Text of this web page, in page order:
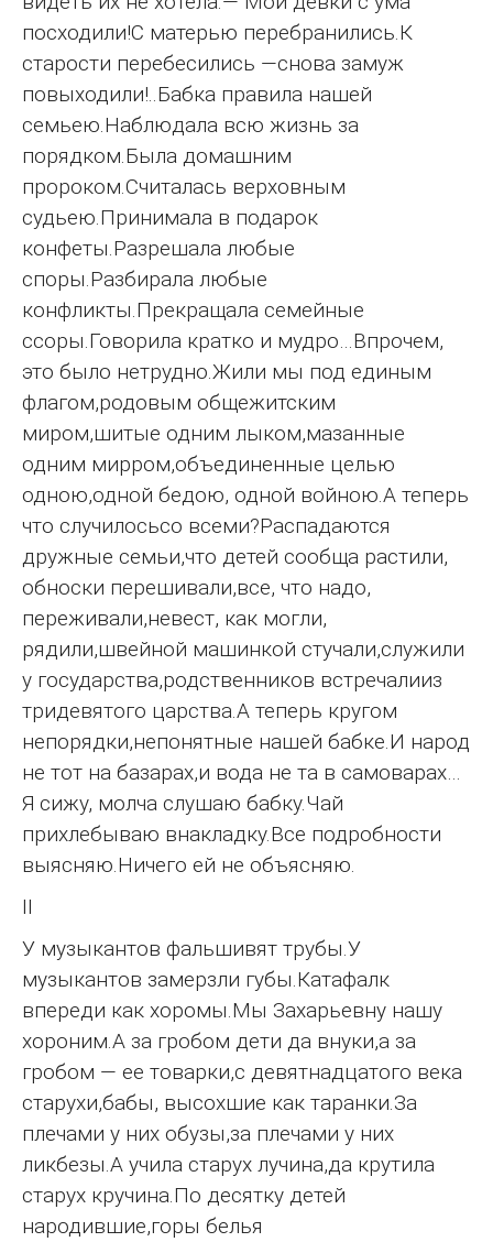
посходили!С матерью перебранились.К
старости перебесились —снова замуж
повыходили!..Бабка правила нашей
семьею.Наблюдала всю жизнь за
порядком.Была домашним
пророком.Считалась верховным
судьею.Принимала в подарок
конфеты.Разрешала любые
споры.Разбирала любые
конфликты.Прекращала семейные
ссоры.Говорила кратко и мудро…Впрочем,
это было нетрудно.Жили мы под единым
флагом,родовым общежитским
миром,шитые одним лыком,мазанные
одним мирром,объединенные целью
одною,одной бедою, одной войною.А теперь
что случилосьсо всеми?Распадаются
дружные семьи,что детей сообща растили,
обноски перешивали,все, что надо,
переживали,невест, как могли,
рядили,швейной машинкой стучали,служили
у государства,родственников встречалииз
тридевятого царства.А теперь кругом
непорядки,непонятные нашей бабке.И народ
не тот на базарах,и вода не та в самоварах…
Я сижу, молча слушаю бабку.Чай
прихлебываю внакладку.Все подробности
выясняю.Ничего ей не объясняю.
II
У музыкантов фальшивят трубы.У
музыкантов замерзли губы.Катафалк
впереди как хоромы.Мы Захарьевну нашу
хороним.А за гробом дети да внуки,а за
гробом — ее товарки,с девятнадцатого века
старухи,бабы, высохшие как таранки.За
плечами у них обузы,за плечами у них
ликбезы.А учила старух лучина,да крутила
старух кручина.По десятку детей
народившие,горы белья